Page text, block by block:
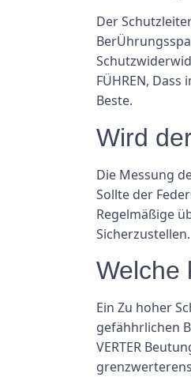
Der
FÜHREN,
Beste.
Wird
Die Messung
Sollte der
Regelmäßige
Sicherzustellen.
Welche
Ein Zu hoher
gefähhrlichen
VERTER